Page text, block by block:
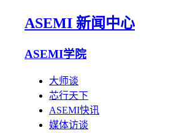
ASEMI 新闻中心
ASEMI学院
大师谈
芯行天下
ASEMI快讯
媒体访谈